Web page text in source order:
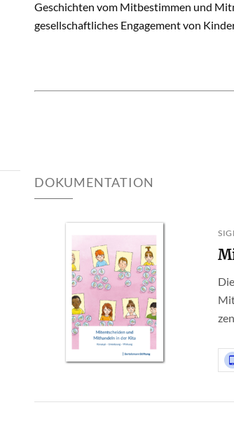
Geschichten vom Mitbestimmen und
gesellschaftliches Engagement von
DOKUMENTATION